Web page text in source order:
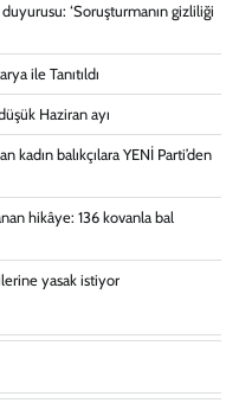
‘Soruşturmanın gizliliği
ile Tanıtıldı
Haziran ayı
kadın balıkçılara YENİ Parti’den
hikâye: 136 kovanla bal
yasak istiyor